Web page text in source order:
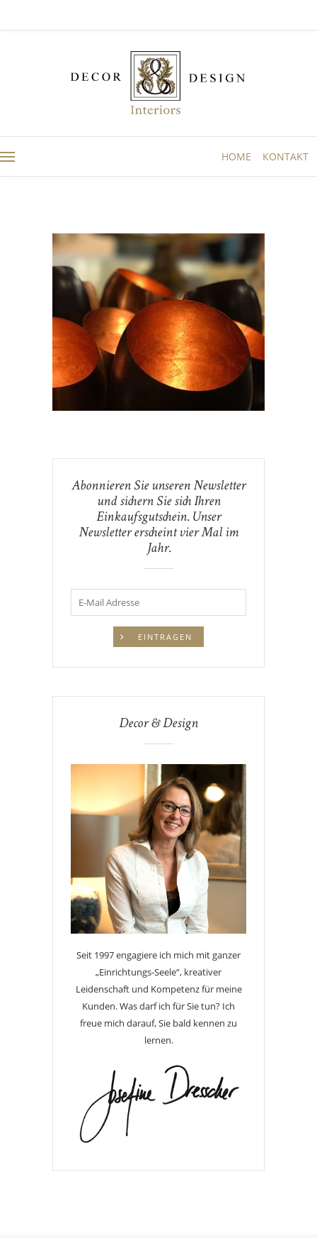
HOME KONTAKT
Abonnieren Sie unseren Newsletter
und sichern Sie sich Ihren
Einkaufsgutschein. Unser
Newsletter erscheint vier Mal im
Jahr.
Decor & Design
Seit 1997 engagiere ich mich mit ganzer
„Einrichtungs-Seele“, kreativer
Leidenschaft und Kompetenz für meine
Kunden. Was darf ich für Sie tun? Ich
freue mich darauf, Sie bald kennen zu
lernen.